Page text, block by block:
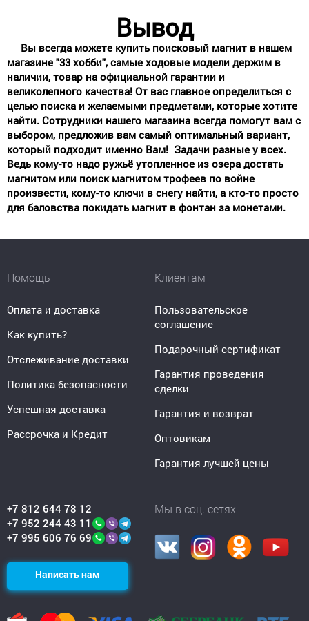
Вывод
Вы всегда можете купить поисковый магнит в нашем
магазине "33 хобби", самые ходовые модели держим в
наличии, товар на официальной гарантии и
великолепного качества! От вас главное определиться с
целью поиска и желаемыми предметами, которые хотите
найти. Сотрудники нашего магазина всегда помогут вам с
выбором, предложив вам самый оптимальный вариант,
который подходит именно Вам! Задачи разные у всех.
Ведь кому-то надо ружьё утопленное из озера достать
магнитом или поиск магнитом трофеев по войне
произвести, кому-то ключи в снегу найти, а кто-то просто
для баловства покидать магнит в фонтан за монетами.
Помощь
Оплата и доставка
Как купить?
Отслеживание доставки
Политика безопасности
Успешная доставка
Рассрочка и Кредит
Клиентам
Пользовательское
соглашение
Подарочный сертификат
Гарантия проведения
сделки
Гарантия и возврат
Оптовикам
Гарантия лучшей цены
+7 812 644 78 12
+7 952 244 43 11
+7 995 606 76 69
Написать нам
Мы в соц. сетях